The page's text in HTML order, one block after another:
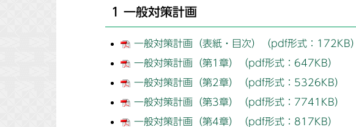
1 一般対策計画
一般対策計画（表紙・目次）（pdf形式：172KB）
一般対策計画（第1章）（pdf形式：647KB）
一般対策計画（第2章）（pdf形式：5326KB）
一般対策計画（第3章）（pdf形式：7741KB）
一般対策計画（第4章）（pdf形式：817KB）